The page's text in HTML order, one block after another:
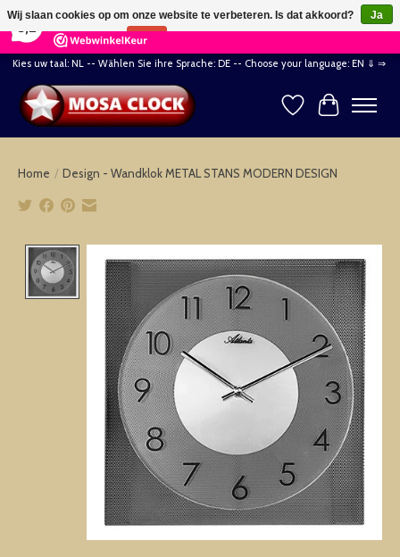
164 Reviews ×
Kies uw taal: NL -- Wählen Sie ihre Sprache: DE -- Choose your language: EN ⇓ ⇒
Verlanglijst
Home / Design - Wandklok METAL STANS MODERN DESIGN
Wij slaan cookies op om onze website te verbeteren. Is dat akkoord?
Ja
Nee